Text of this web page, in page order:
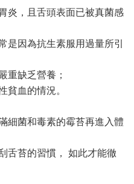
炎，且舌頭表面已被真菌感
是因為抗生素服用過量所引
重缺乏營養；
貧血的情況。
細菌和毒素的霉苔再進入體
舌苔的習慣， 如此才能徹